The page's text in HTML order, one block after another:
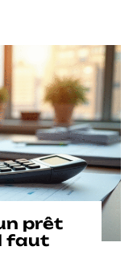
prêt
faut